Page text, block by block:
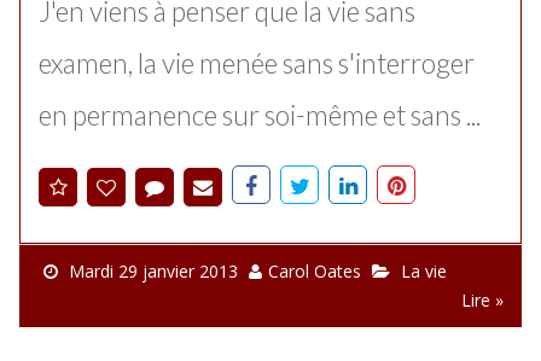
J'en viens à penser que la vie sans
examen, la vie menée sans s'interroger
en permanence sur soi-même et sans ...
Mardi 29 janvier 2013 Carol Oates
La vie
Lire »